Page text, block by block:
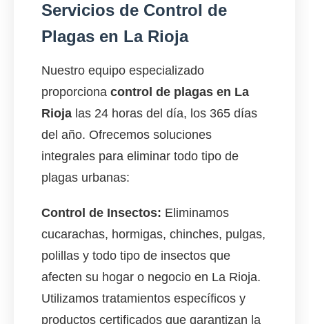
Servicios de Control de
Plagas en La Rioja
Nuestro equipo especializado
proporciona control de plagas en La
Rioja las 24 horas del día, los 365 días
del año. Ofrecemos soluciones
integrales para eliminar todo tipo de
plagas urbanas:
Control de Insectos: Eliminamos
cucarachas, hormigas, chinches, pulgas,
polillas y todo tipo de insectos que
afecten su hogar o negocio en La Rioja.
Utilizamos tratamientos específicos y
productos certificados que garantizan la